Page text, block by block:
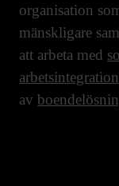
organisation
mänskligare
att arbeta med
arbetsintegration
av